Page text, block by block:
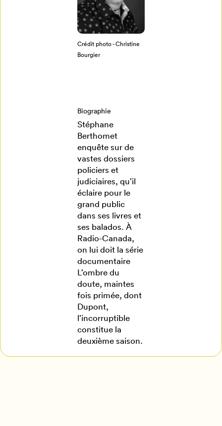
Crédit photo - Christine
Bourgier
Biographie
Stéphane
Berthomet
enquête sur de
vastes dossiers
policiers et
judiciaires, qu’il
éclaire pour le
grand public
dans ses livres et
ses balados. À
Radio-Canada,
on lui doit la série
documentaire
L’ombre du
doute, maintes
fois primée, dont
Dupont,
l’incorruptible
constitue la
deuxième saison.
profil
Annuler